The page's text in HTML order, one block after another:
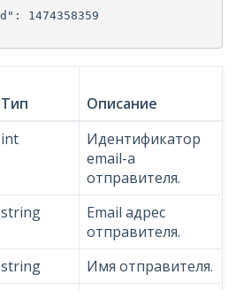
1474358359
Тип
Описание
int
Идентификатор
email-a
отправителя.
string
Email адрес
отправителя.
string
Имя отправителя.